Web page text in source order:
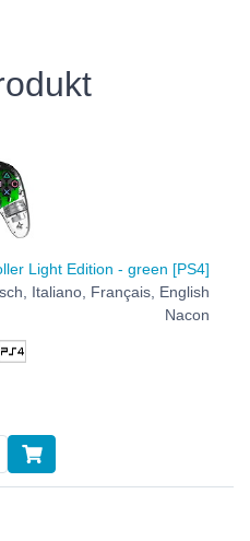
Light Edition - green [PS4]
Italiano, Français, English
Nacon